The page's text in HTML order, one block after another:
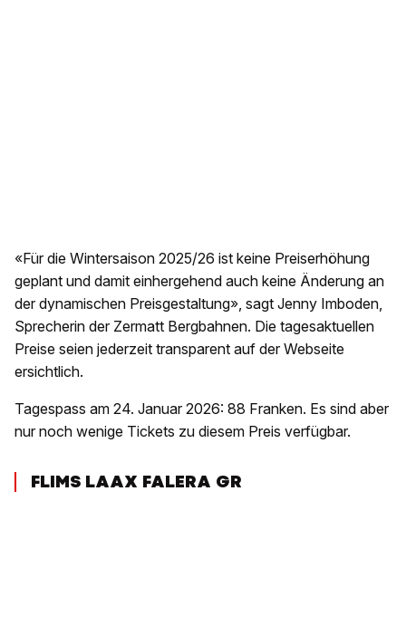
«Für die Wintersaison 2025/26 ist keine Preiserhöhung
geplant und damit einhergehend auch keine Änderung an
der dynamischen Preisgestaltung», sagt Jenny Imboden,
Sprecherin der Zermatt Bergbahnen. Die tagesaktuellen
Preise seien jederzeit transparent auf der Webseite
ersichtlich.
Tagespass am 24. Januar 2026: 88 Franken. Es sind aber
nur noch wenige Tickets zu diesem Preis verfügbar.
FLIMS LAAX FALERA GR